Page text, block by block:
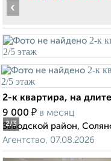
2/3
‹
2-к квартира, на
9 000 ₽ в месяц
Заводской район,
Агентство, 07.08.2026